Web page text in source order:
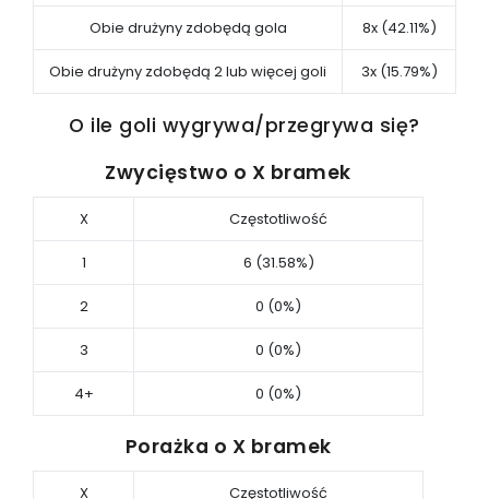
Obie drużyny zdobędą gola 8x (42.11%)
Obie drużyny zdobędą 2 lub więcej goli 3x (15.79%)
O ile goli wygrywa/przegrywa się?
Zwycięstwo o X bramek
X Częstotliwość
1 6 (31.58%)
2 0 (0%)
3 0 (0%)
4+ 0 (0%)
Porażka o X bramek
X Częstotliwość